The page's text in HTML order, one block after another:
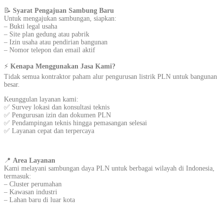
📝 Syarat Pengajuan Sambung Baru
Untuk mengajukan sambungan, siapkan:
– Bukti legal usaha
– Site plan gedung atau pabrik
– Izin usaha atau pendirian bangunan
– Nomor telepon dan email aktif
⚡ Kenapa Menggunakan Jasa Kami?
Tidak semua kontraktor paham alur pengurusan listrik PLN untuk bangunan
besar.
Keunggulan layanan kami:
✅ Survey lokasi dan konsultasi teknis
✅ Pengurusan izin dan dokumen PLN
✅ Pendampingan teknis hingga pemasangan selesai
✅ Layanan cepat dan terpercaya
📍 Area Layanan
Kami melayani sambungan daya PLN untuk berbagai wilayah di Indonesia,
termasuk:
– Cluster perumahan
– Kawasan industri
– Lahan baru di luar kota